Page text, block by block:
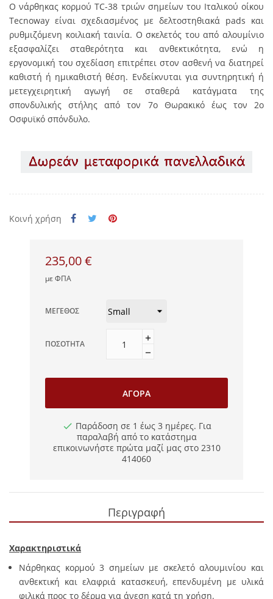
Ο νάρθηκας κορμού TC-38 τριών σημείων του Ιταλικού οίκου
Tecnoway είναι σχεδιασμένος με δελτοστηθιακά pads και
ρυθμιζόμενη κοιλιακή ταινία. Ο σκελετός του από αλουμίνιο
εξασφαλίζει σταθερότητα και ανθεκτικότητα, ενώ η
εργονομική του σχεδίαση επιτρέπει στον ασθενή να διατηρεί
καθιστή ή ημικαθιστή θέση. Ενδείκνυται για συντηρητική ή
μετεγχειρητική αγωγή σε σταθερά κατάγματα της
σπονδυλικής στήλης από τον 7ο Θωρακικό έως τον 2ο
Οσφυϊκό σπόνδυλο.
Κοινή χρήση
235,00 €
με ΦΠΑ
ΜΈΓΕΘΟΣ
ΠΟΣΌΤΗΤΑ
ΑΓΟΡΆ
Παράδοση σε 1 έως 3 ημέρες. Για
παραλαβή από το κατάστημα
επικοινωνήστε πρώτα μαζί μας στο 2310
414060
Περιγραφή
Χαρακτηριστικά
Νάρθηκας κορμού 3 σημείων με σκελετό αλουμινίου και
ανθεκτική και ελαφριά κατασκευή, επενδυμένη με υλικά
φιλικά προς το δέρμα για άνεση κατά τη χρήση.